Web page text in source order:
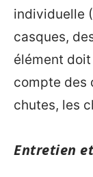
individuelle
casques,
élément
compte des
chutes, les
Entretien